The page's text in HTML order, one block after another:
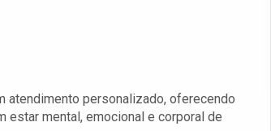
atendimento personalizado, oferecendo
mental, emocional e corporal de